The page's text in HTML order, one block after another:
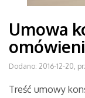
Umowa
Dodano: 2016-12-20,
Treść umowy